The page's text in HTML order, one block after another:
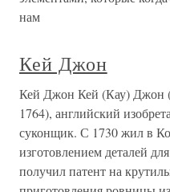
нам
Кей Джон
Кей Джон Кей (Кау) Джон
1764), английский
суконщик. С 1730 жил в
изготовлением деталей
получил патент на